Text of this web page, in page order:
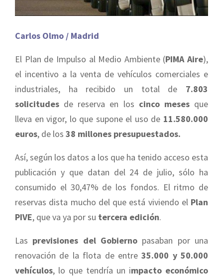
Carlos Olmo / Madrid
El Plan de Impulso al Medio Ambiente (PIMA Aire),
el incentivo a la venta de vehículos comerciales e
industriales, ha recibido un total de 7.803
solicitudes de reserva en los cinco mesesque
lleva en vigor, lo que supone el uso de 11.580.000
euros, de los 38 millones presupuestados.
Así, según los datos a los que ha tenido acceso esta
publicación y que datan del 24 de julio, sólo ha
consumido el 30,47% de los fondos. El ritmo de
reservas dista mucho del que está viviendo el Plan
PIVE, que va ya por su tercera edición.
Las previsiones del Gobierno pasaban por una
renovación de la flota de entre35.000 y 50.000
vehículos, lo que tendría un impacto económico